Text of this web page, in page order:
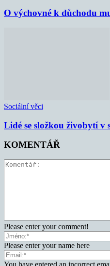
O výchovné k důchodu
Sociální věci
Lidé se složkou živobytí v
KOMENTÁŘ
Please enter your comment!
Please enter your name here
You have entered an incorrect